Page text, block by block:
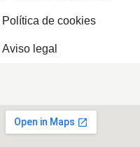
Política de cookies
Aviso legal